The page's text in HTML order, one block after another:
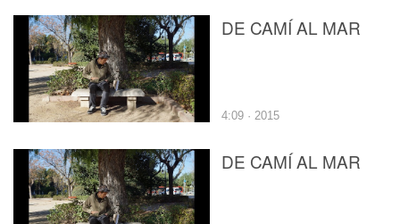
DE CAMÍ AL MAR
4:09 · 2015
DE CAMÍ AL MAR